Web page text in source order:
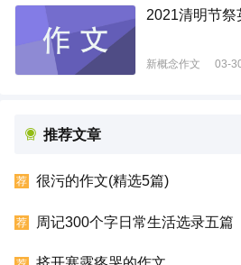
2021清明节祭
新概念作文 03-
推荐文章
荐 很污的作文(精选5篇)
荐 周记300个字日常生活选录五篇